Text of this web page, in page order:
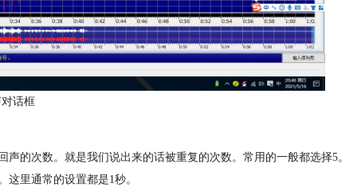
话框
的次数。就是我们说出来的话被重复的次数。常用的一般都选择5。
里通常的设置都是1秒。